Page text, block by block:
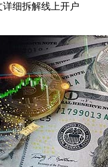
细拆解线上开户